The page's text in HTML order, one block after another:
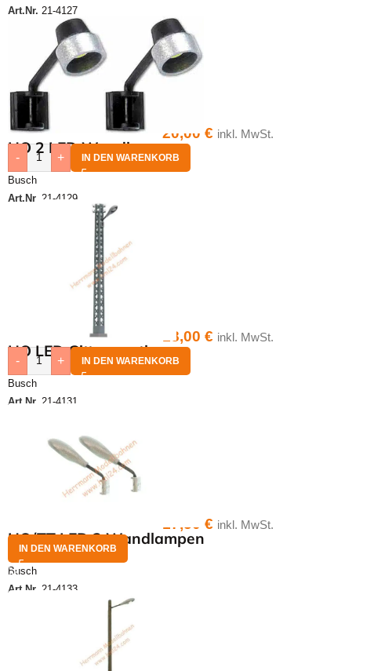
Art.Nr. 21-4127
HO 2 LED Wandlampe
Busch
Art.Nr. 21-4129
20,00€ inkl. MwSt.
-
+ IN DEN WARENKORB
HO LED Gittermastlampe
Busch
Art.Nr. 21-4131
18,00€ inkl. MwSt.
-
+ IN DEN WARENKORB
HO/TT LED 2 Wandlampen
Busch
Art.Nr. 21-4133
17,50€ inkl. MwSt.
IN DEN WARENKORB